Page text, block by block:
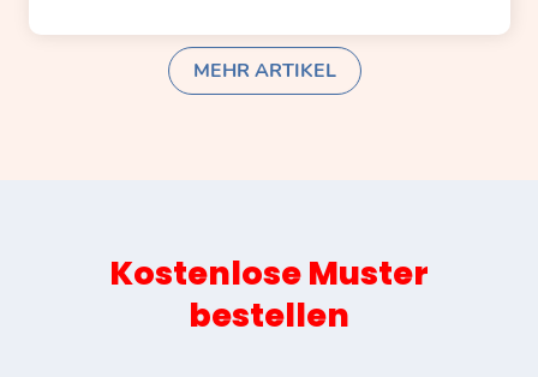
MEHR ARTIKEL
Kostenlose Muster
bestellen